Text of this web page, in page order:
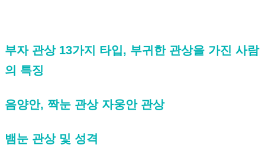
부자 관상 13가지 타입, 부귀한 관상을 가진 사람
의 특징
음양안, 짝눈 관상 자웅안 관상
뱀눈 관상 및 성격